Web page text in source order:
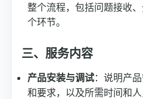
整个流程，包括问题接收
个环节。
三、服务内容
产品安装与调试：说明产
和要求，以及所需时间和人